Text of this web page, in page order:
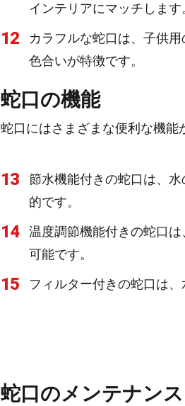
インテリアにマッチします
12
カラフルな蛇口は、子供
色合いが特徴です。
蛇口の機能
蛇口にはさまざまな便利な機
13
節水機能付きの蛇口は、
的です。
14
温度調節機能付きの蛇口
可能です。
15 フィルター付きの蛇口は
蛇口のメンテナンス